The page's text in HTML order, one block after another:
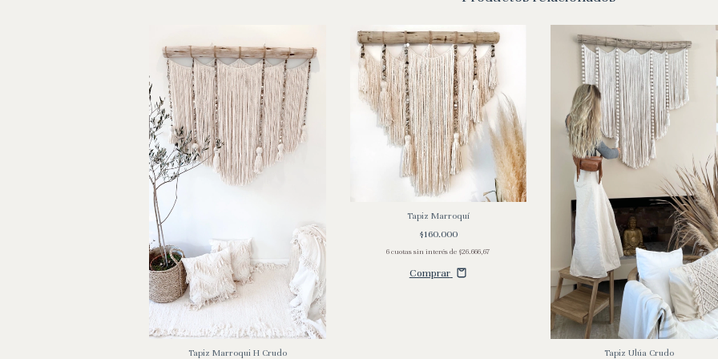
Tapiz Marroqui H Crudo
Tapiz Marroquí
$160.000
6cuotas sin interés de $26.666,67
Comprar
Tapiz Ulúa Crudo